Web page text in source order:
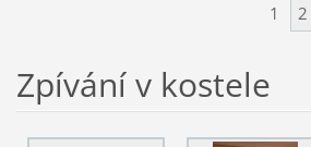
1 2
Zpívání v kostele